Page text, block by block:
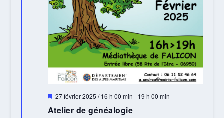
Atelier de généalogie
Mis
avant
27 février 2025 / 16 h 00 min - 19 h 00 min